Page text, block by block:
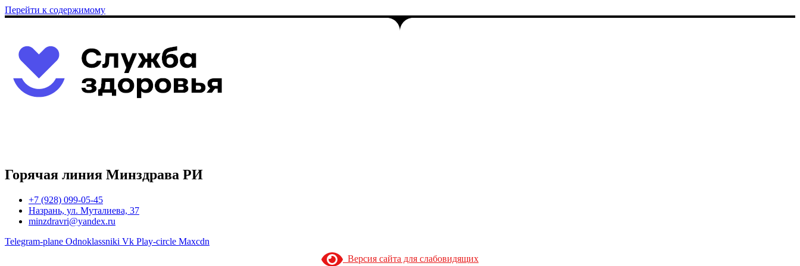
Перейти к содержимому
Горячая линия Минздрава РИ
+7 (928) 099-05-45
Назрань, ул. Муталиева, 37
minzdravri@yandex.ru
Telegram-plane Odnoklassniki Vk Play-circle Maxcdn
Версия сайта для слабовидящих